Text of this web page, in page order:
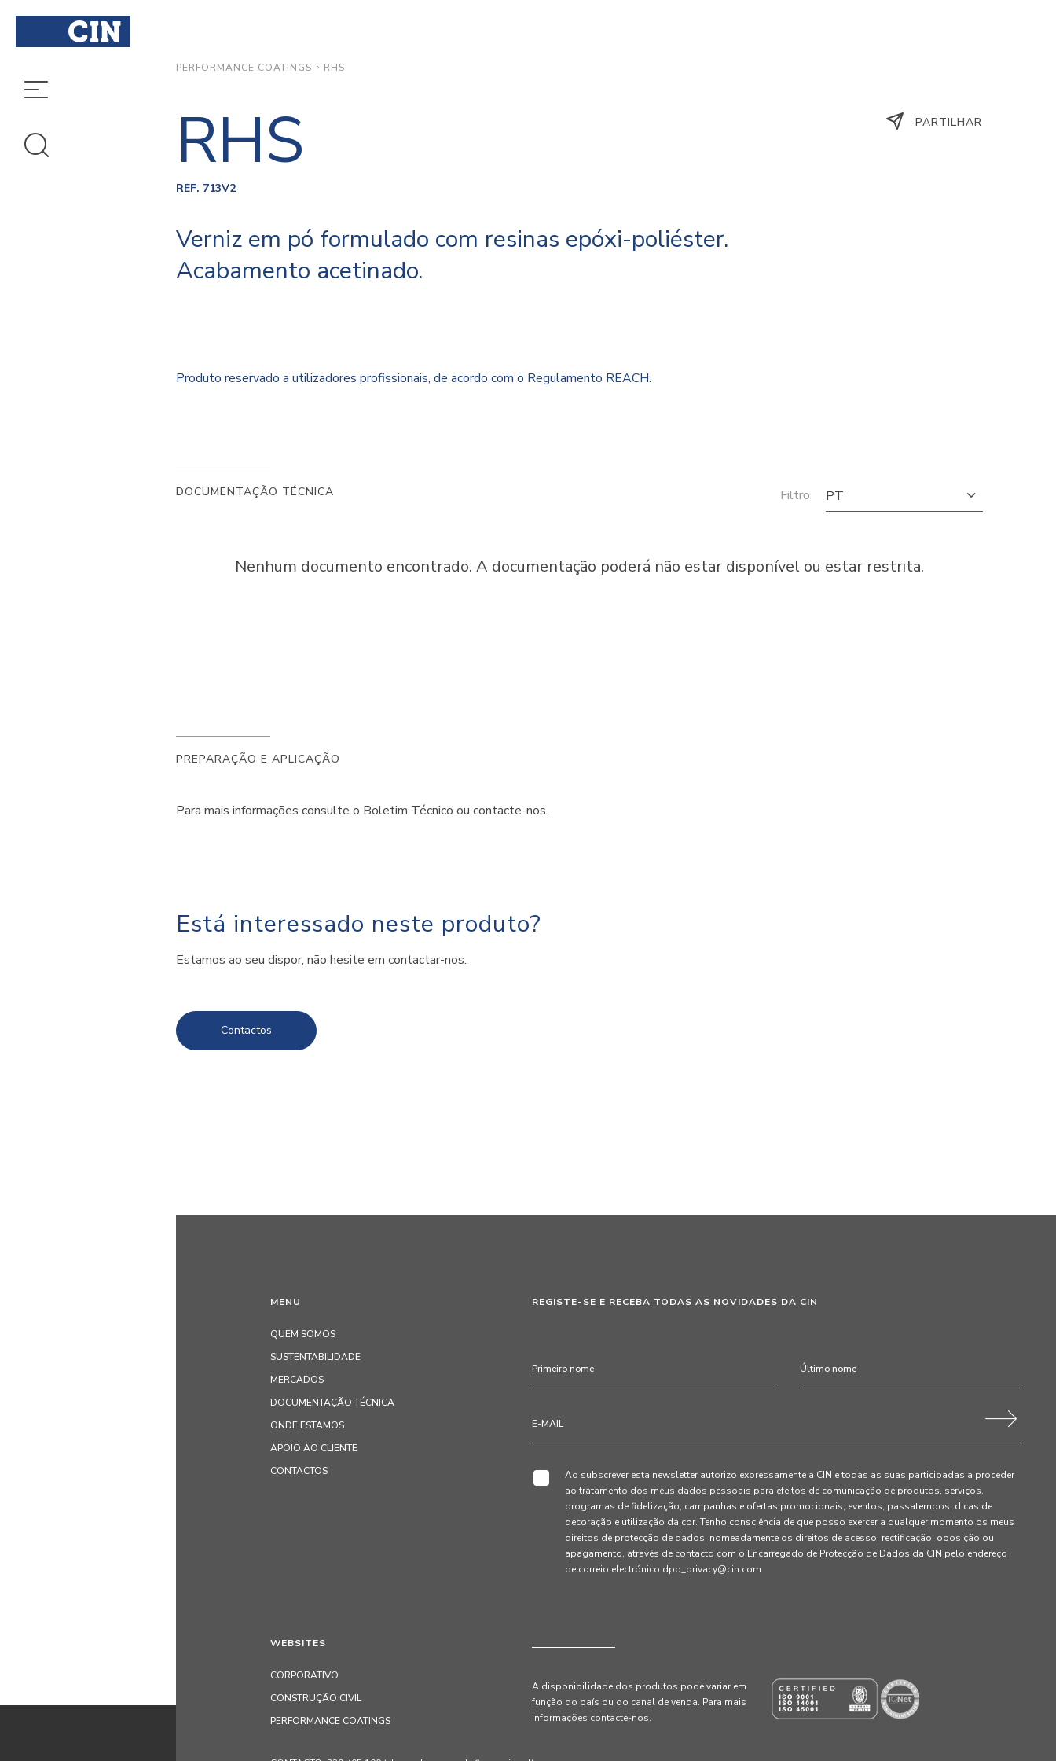
PERFORMANCE COATINGS RHS
RHS
REF. 713V2
Verniz em pó formulado com resinas epóxi-poliéster.
Acabamento acetinado.
PARTILHAR
Produto reservado a utilizadores profissionais, de acordo com o Regulamento REACH.
DOCUMENTAÇÃO TÉCNICA Filtro PT
Nenhum documento encontrado. A documentação poderá não estar disponível ou estar restrita.
PREPARAÇÃO E APLICAÇÃO
Para mais informações consulte o Boletim Técnico ou contacte-nos.
Está interessado neste produto?
Estamos ao seu dispor, não hesite em contactar-nos.
Contactos
MENU
QUEM SOMOS
SUSTENTABILIDADE
MERCADOS
DOCUMENTAÇÃO TÉCNICA
ONDE ESTAMOS
APOIO AO CLIENTE
CONTACTOS
REGISTE-SE E RECEBA TODAS AS NOVIDADES DA CIN
Ao subscrever esta newsletter autorizo expressamente a CIN e todas as suas participadas a proceder
ao tratamento dos meus dados pessoais para efeitos de comunicação de produtos, serviços,
programas de fidelização, campanhas e ofertas promocionais, eventos, passatempos, dicas de
decoração e utilização da cor. Tenho consciência de que posso exercer a qualquer momento os meus
direitos de protecção de dados, nomeadamente os direitos de acesso, rectificação, oposição ou
apagamento, através de contacto com o Encarregado de Protecção de Dados da CIN pelo endereço
de correio electrónico dpo_privacy@cin.com
WEBSITES
CORPORATIVO
CONSTRUÇÃO CIVIL
PERFORMANCE COATINGS
A disponibilidade dos produtos pode variar em
função do país ou do canal de venda. Para mais
informações contacte-nos.